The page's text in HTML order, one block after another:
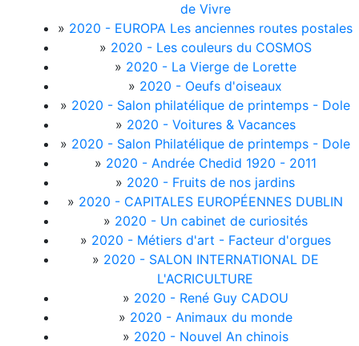
de Vivre
» 2020 - EUROPA Les anciennes routes postales
» 2020 - Les couleurs du COSMOS
» 2020 - La Vierge de Lorette
» 2020 - Oeufs d'oiseaux
» 2020 - Salon philatélique de printemps - Dole
» 2020 - Voitures & Vacances
» 2020 - Salon Philatélique de printemps - Dole
» 2020 - Andrée Chedid 1920 - 2011
» 2020 - Fruits de nos jardins
» 2020 - CAPITALES EUROPÉENNES DUBLIN
» 2020 - Un cabinet de curiosités
» 2020 - Métiers d'art - Facteur d'orgues
» 2020 - SALON INTERNATIONAL DE
L'ACRICULTURE
» 2020 - René Guy CADOU
» 2020 - Animaux du monde
» 2020 - Nouvel An chinois